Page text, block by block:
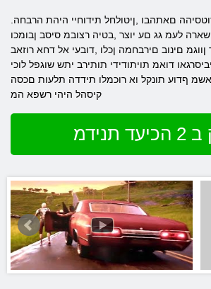
לעמ גג םע יוצר ,בטיה רצובמ סיסב ןבומכו
םינוב םירבחמה ןכלו ,דובעי אל דחא רוזאב
דואמ תויתודידי תותירב יתש שוגפל לוכי
ףדוע תונקל וא רוכמלו תידדה תלעות םכסה
קיסהל היהי רשפא המ
תנידמ